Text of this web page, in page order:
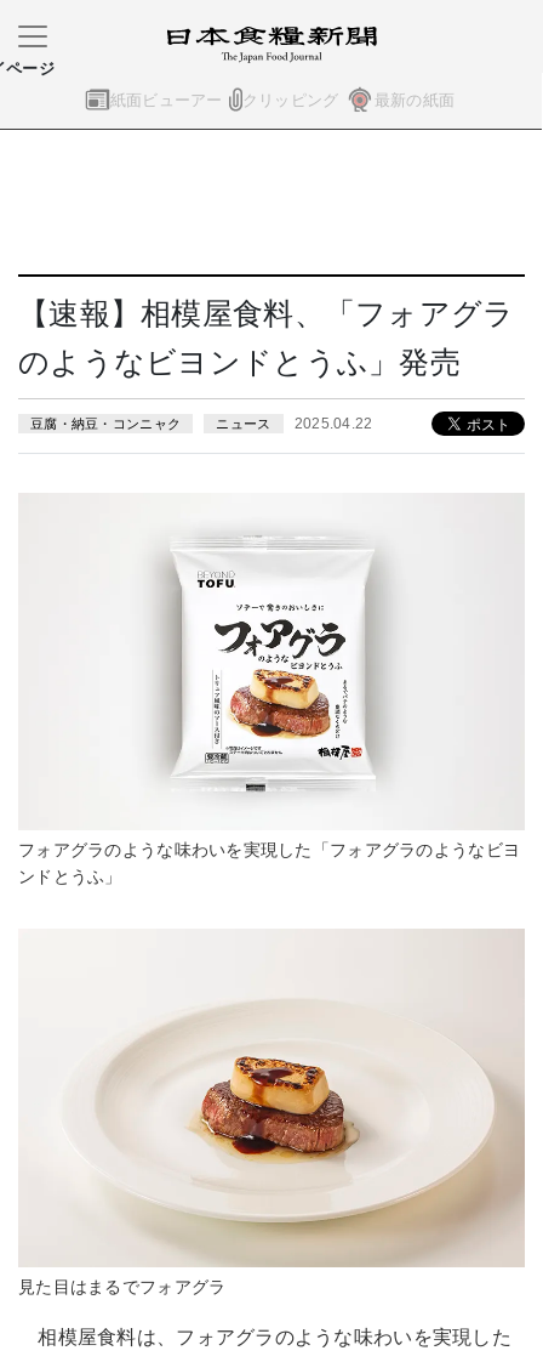
紙面ビューアー クリッピング 最新の紙面
ページ
【速報】相模屋食料、「フォアグラ
のようなビヨンドとうふ」発売
豆腐・納豆・コンニャク ニュース 2025.04.22
フォアグラのような味わいを実現した「フォアグラのようなビヨ
ンドとうふ」
見た目はまるでフォアグラ
相模屋食料は、フォアグラのような味わいを実現した